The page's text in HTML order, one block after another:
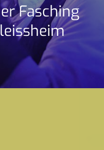
Fasching